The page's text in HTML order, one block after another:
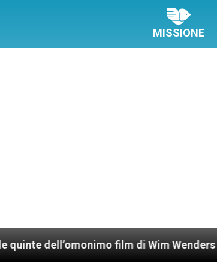
MISSIONE
film di Wim Wenders